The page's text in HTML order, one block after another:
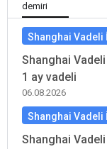
demiri
Shanghai Vadeli
Shanghai
1 ay vadeli
06.08.2026
Shanghai Vadeli
Shanghai